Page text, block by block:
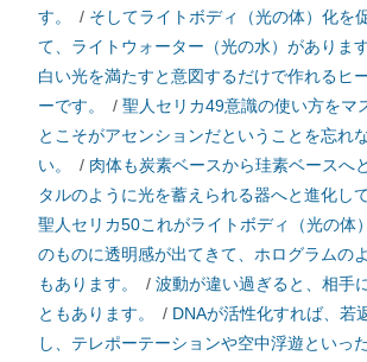
す。
/ そしてライトボディ（光の体）化を
て、ライトウォーター（光の水）があります
白い光を満たすと意図するだけで作れるヒ
ーです。
/ 聖人セリカ49意識の使い方をマ
とこそがアセンションだということを忘れ
い。
/ 肉体も炭素ベースから珪素ベースへ
タルのように光を蓄えられる器へと進化し
聖人セリカ50これがライトボディ（光の体
のものに透明感が出てきて、ホログラムの
もあります。
/ 波動が違い過ぎると、相手
ともあります。
/ DNAが活性化すれば、若
し、テレポーテーションや空中浮遊といっ